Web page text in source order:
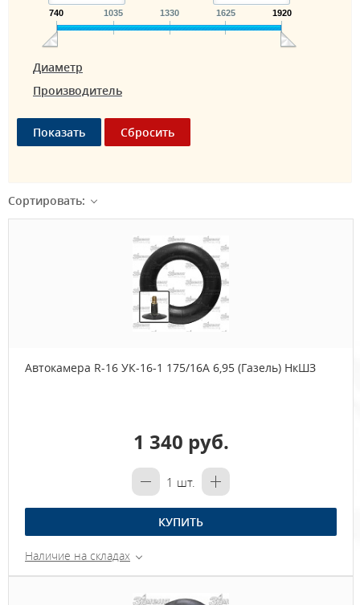
740 1035 1330 1625 1920
Диаметр
Производитель
Сортировать:
Автокамера R-16 УК-16-1 175/16А 6,95 (Газель) НкШЗ
1 340 руб.
1 шт.
КУПИТЬ
Наличие на складах